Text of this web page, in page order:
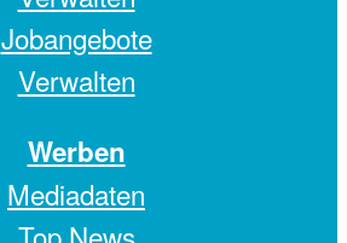
Jobangebote
Verwalten
Werben
Mediadaten
Top News